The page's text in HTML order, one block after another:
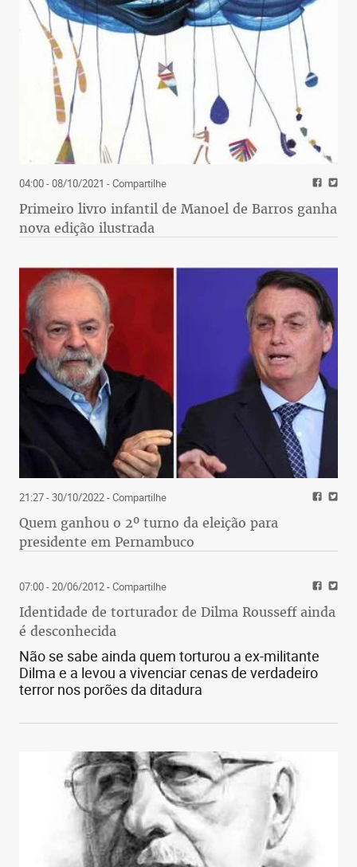
04:00 - 08/10/2021 - Compartilhe
Primeiro livro infantil de Manoel de Barros ganha
nova edição ilustrada
21:27 - 30/10/2022- Compartilhe
Quem ganhou o 2º turno da eleição para
presidente em Pernambuco
07:00 - 20/06/2012- Compartilhe
Identidade de torturador de Dilma Rousseff ainda
é desconhecida
Não se sabe ainda quem torturou a ex-militante
Dilma e a levou a vivenciar cenas de verdadeiro
terror nos porões da ditadura